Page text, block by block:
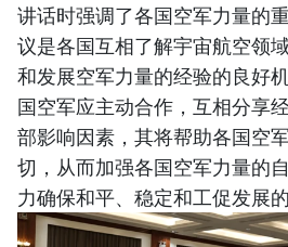
讲话时强调了各国空军力量的
议是各国互相了解宇宙航空领
和发展空军力量的经验的良好
国空军应主动合作，互相分享
部影响因素，其将帮助各国空
切，从而加强各国空军力量的
力确保和平、稳定和工促发展的